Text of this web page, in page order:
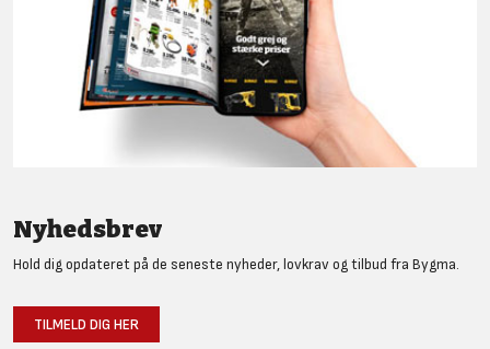
Nyhedsbrev
Hold dig opdateret på de seneste nyheder, lovkrav og tilbud fra Bygma.
TILMELD DIG HER